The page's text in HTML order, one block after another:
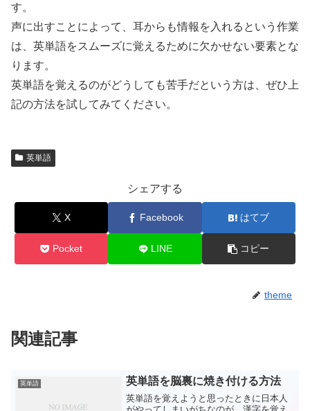
す。
声に出すことによって、耳からも情報を入れるという作業
は、英単語をスムーズに覚えるために欠かせない要素とな
ります。
英単語を覚えるのがどうしても苦手だという方は、ぜひ上
記の方法を試してみてください。
英単語
シェアする
X Facebook はてブ
Pocket LINE コピー
theme
関連記事
英単語 英単語を脳裏に焼き付ける方法
英単語を覚えようと思ったときに日本人